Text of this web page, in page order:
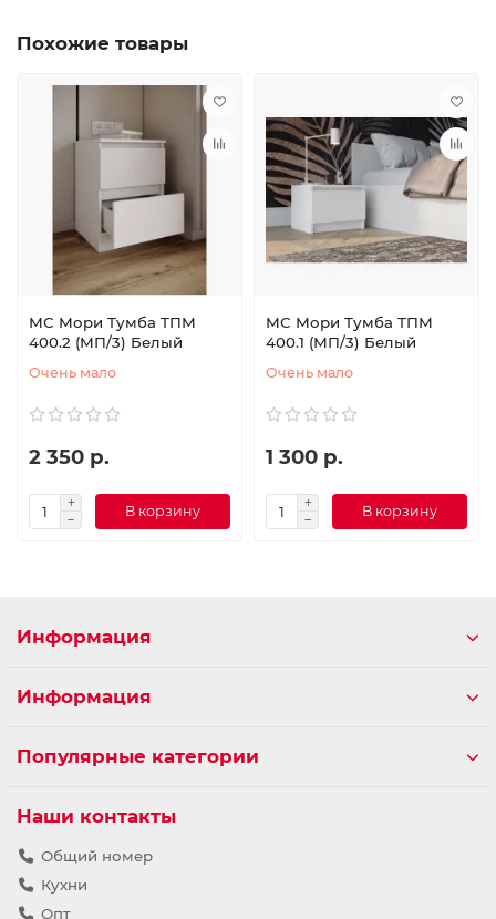
Похожие товары
МС Мори Тумба ТПМ
400.2 (МП/3) Белый
Очень мало
2 350 р.
В корзину
МС Мори Тумба ТПМ
400.1 (МП/3) Белый
Очень мало
1 300 р.
В корзину
Информация
Информация
Популярные категории
Наши контакты
Общий номер
Кухни
Опт